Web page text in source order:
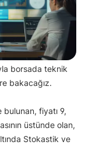
borsada teknik
bakacağız.
fiyatı 9,
üstünde olan,
Stokastik ve